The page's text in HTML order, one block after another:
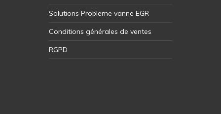
Solutions Probleme vanne EGR
Conditions générales de ventes
RGPD